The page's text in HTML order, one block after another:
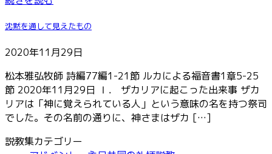
沈黙を通して見えたもの
2020年11月29日
松本雅弘牧師 詩編77編1-21節 ルカによる福音書1章5-25
節 2020年11月29日 Ⅰ． ザカリアに起こった出来事 ザカ
リアは「神に覚えられている人」という意味の名を持つ祭司
でした。その名前の通りに、神さまはザカ […]
説教集カテゴリー